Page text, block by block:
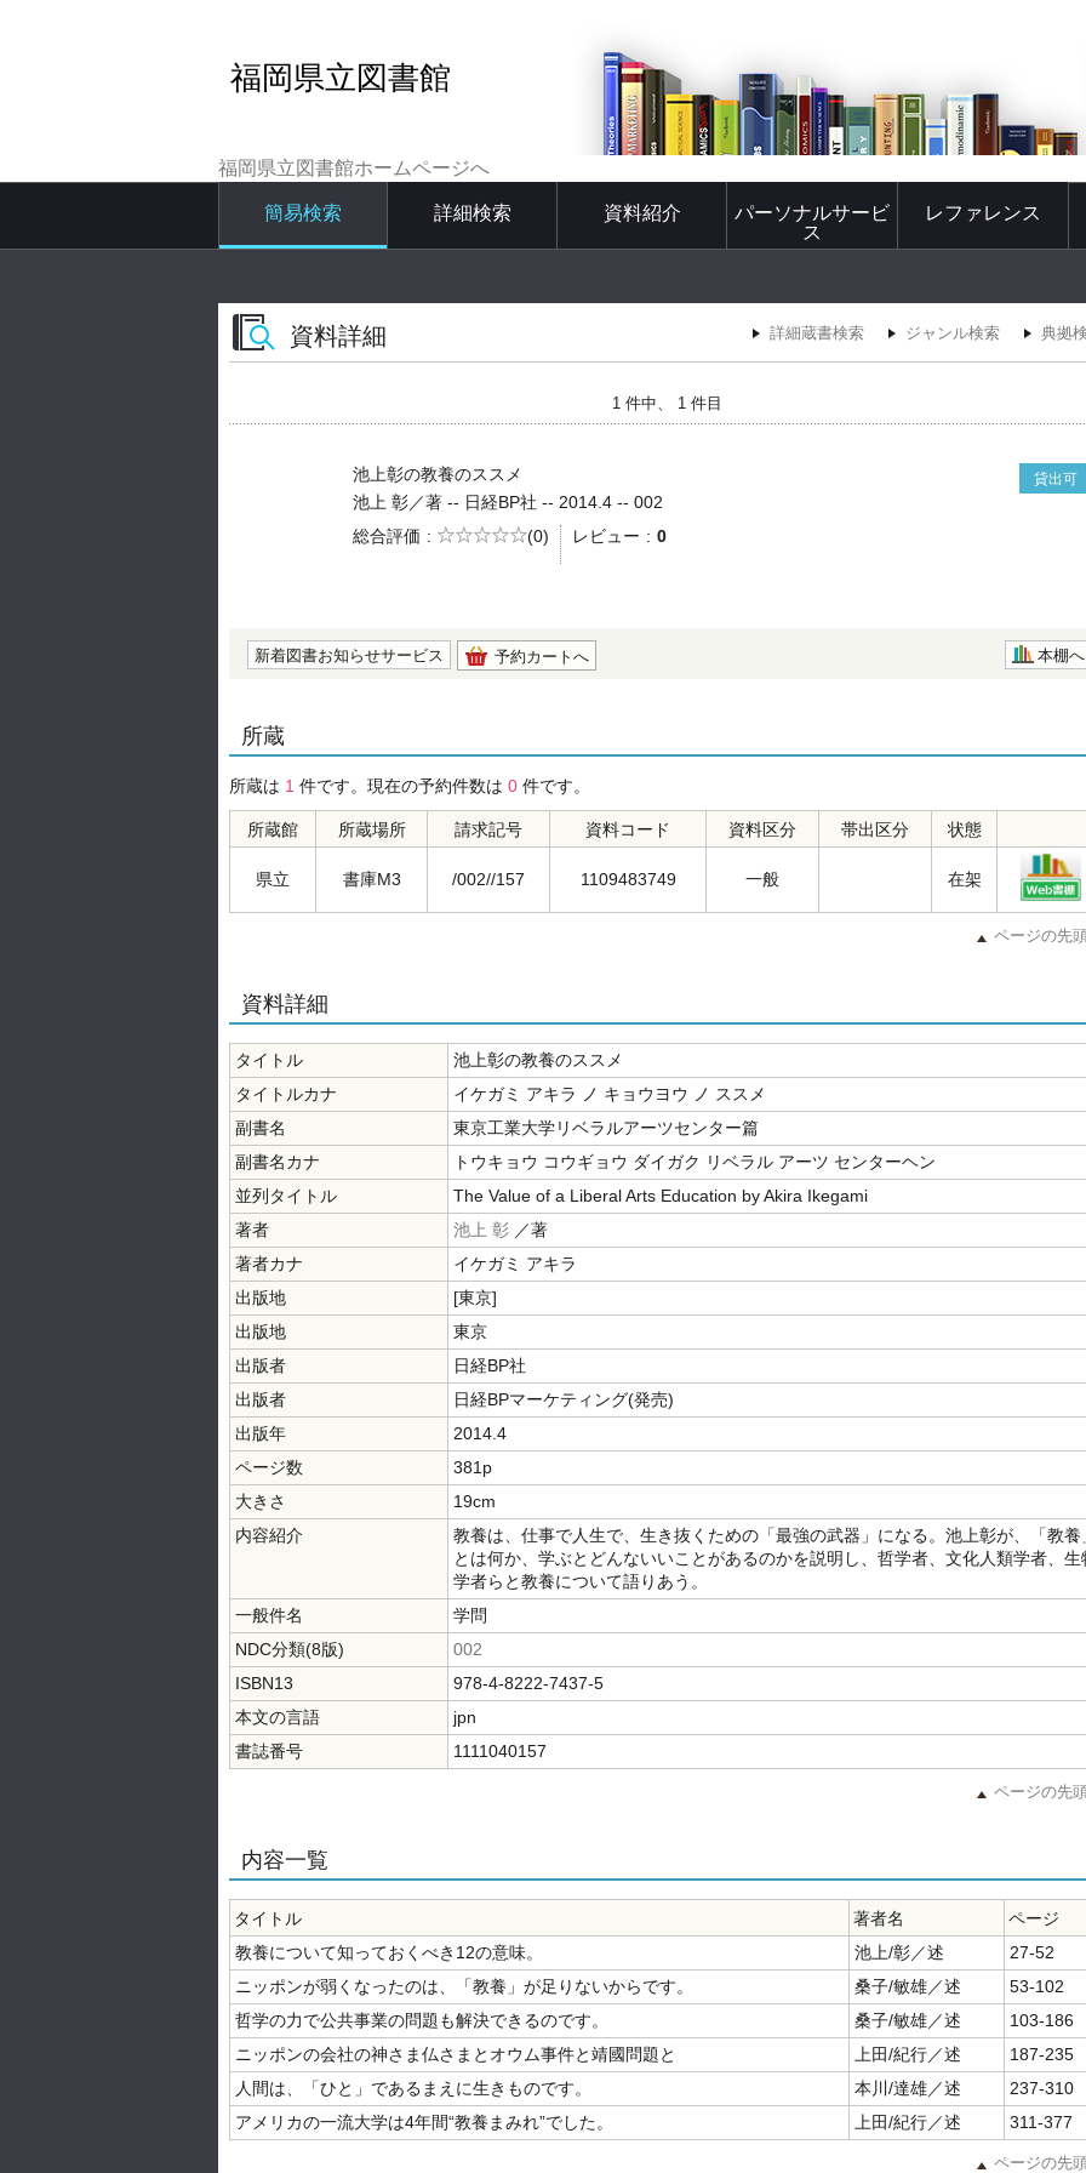
福岡県立図書館
福岡県立図書館ホームページへ
簡易検索 詳細検索 資料紹介
パーソナルサービ
ス
レファレンス
資料詳細 詳細蔵書検索 ジャンル検索 典拠
1 件中、 1 件目
池上彰の教養のススメ 貸出可
池上 彰／著 -- 日経BP社 -- 2014.4 -- 002
総合評価
5段階評価
(0) レビュー 0
新着図書お知らせサービス 予約カートへ 本棚へ
所蔵
所蔵は 1 件です。現在の予約件数は 0 件です。
所蔵館 所蔵場所 請求記号 資料コード 資料区分 帯出区分 状態
県立 書庫M3 /002//157 1109483749 一般 在架
ページの先
資料詳細
タイトル
池上彰の教養のススメ
タイトルカナ
イケガミ アキラ ノ キョウヨウ ノ ススメ
副書名
東京工業大学リベラルアーツセンター篇
副書名カナ
トウキョウ コウギョウ ダイガク リベラル アーツ センターヘン
並列タイトル
The Value of a Liberal Arts Education by Akira Ikegami
著者
池上 彰 ／著
著者カナ
イケガミ アキラ
出版地
[東京]
出版地
東京
出版者
日経BP社
出版者
日経BPマーケティング(発売)
出版年
2014.4
ページ数
381p
大きさ
19cm
内容紹介
教養は、仕事で人生で、生き抜くための「最強の武器」になる。池上彰が、「教養
とは何か、学ぶとどんないいことがあるのかを説明し、哲学者、文化人類学者、生
学者らと教養について語りあう。
一般件名
学問
NDC分類(8版)
002
ISBN13
978-4-8222-7437-5
本文の言語
jpn
書誌番号
1111040157
ページの先
内容一覧
タイトル 著者名
ページ
教養について知っておくべき12の意味。
池上/彰／述
27-52
ニッポンが弱くなったのは、「教養」が足りないからです。
桑子/敏雄／述
53-102
哲学の力で公共事業の問題も解決できるのです。
桑子/敏雄／述
103-186
ニッポンの会社の神さま仏さまとオウム事件と靖國問題と
上田/紀行／述
187-235
人間は、「ひと」であるまえに生きものです。
本川/達雄／述
237-310
アメリカの一流大学は4年間“教養まみれ”でした。
上田/紀行／述 311-377
ページの先